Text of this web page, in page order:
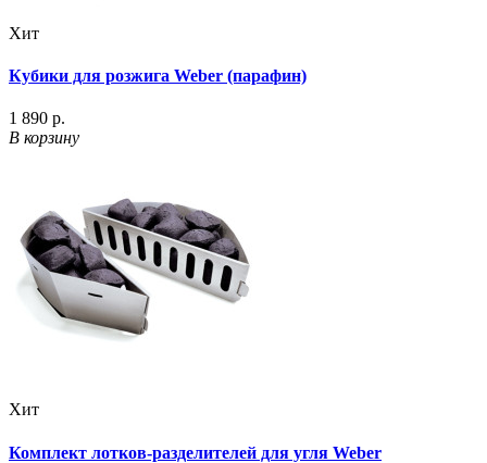
Хит
Кубики для розжига Weber (парафин)
1 890 р.
В корзину
Хит
Комплект лотков-разделителей для угля Weber